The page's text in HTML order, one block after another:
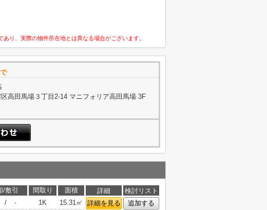
り、実際の物件所在地とは異なる場合がございます。
高田馬場３丁目2-14 マニフォリア高田馬場 3F
敷引 間取り 面積 詳細
検討リスト
/ - 1K 15.31㎡ 詳細を見る 追加する